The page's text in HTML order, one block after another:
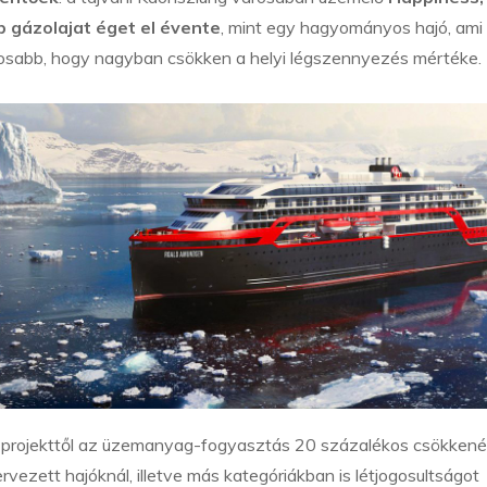
gázolajat éget el évente, mint egy hagyományos hajó, ami
hogy nagyban csökken a helyi légszennyezés mértéke.
az üzemanyag-fogyasztás 20 százalékos
hajóknál, illetve más kategóriákban is létjogosultságot